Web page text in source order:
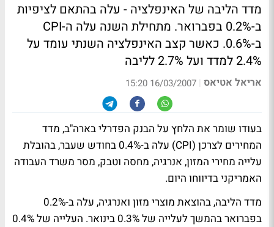
מדד הליבה של האינפלציה - עלה בהתאם לציפיות
ב-0.2% בפברואר. מתחילת השנה עלה ה-CPI
ב-0.6%. כאשר קצב האינפלציה השנתי עומד על
2.4% למדד ועל 2.7% לליבה
אריאל אטיאס |
16/03/2007 15:20
בעודו שומר את הלחץ על הבנק הפדרלי בארה"ב, מדד
המחירים לצרכן (CPI) עלה ב-0.4% בחודש שעבר, בהובלת
עלייה מחירי המזון, אנרגיה, מחסה וטבק, מסר משרד העבודה
האמריקני בדיווחו היום.
מדד הליבה, בהוצאת מוצרי מזון ואנרגיה, עלה ב-0.2%
בפברואר בהמשך לעלייה של 0.3% בינואר. העלייה של 0.4%